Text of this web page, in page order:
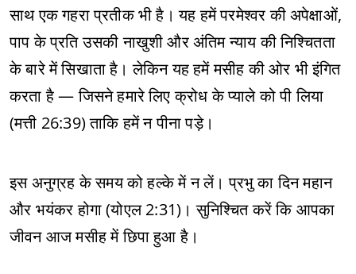
साथ एक गहरा प्रतीक भी है। यह हमें परमेश्वर की अपेक्षाओं,
पाप के प्रति उसकी नाखुशी और अंतिम न्याय की निश्चितता
के बारे में सिखाता है। लेकिन यह हमें मसीह की ओर भी इंगित
करता है — जिसने हमारे लिए क्रोध के प्याले को पी लिया
(मत्ती 26:39) ताकि हमें न पीना पड़े।
इस अनुग्रह के समय को हल्के में न लें। प्रभु का दिन महान
और भयंकर होगा (योएल 2:31)। सुनिश्चित करें कि आपका
जीवन आज मसीह में छिपा हुआ है।